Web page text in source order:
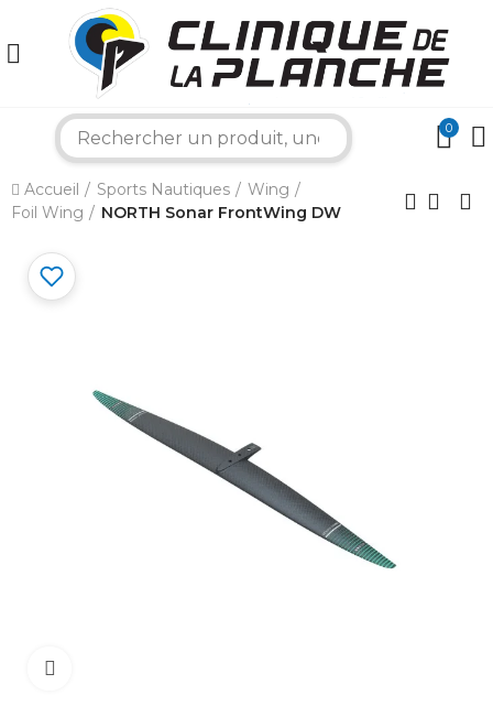
0
Accueil Sports Nautiques
Wing
Foil Wing
NORTH Sonar FrontWing DW
×
Bonjour ! Je suis votre expert nautique.